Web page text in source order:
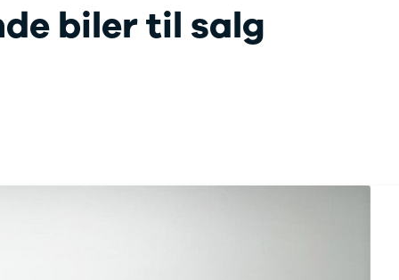
biler til salg